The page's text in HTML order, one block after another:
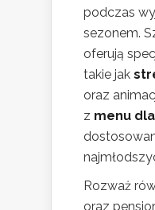
podczas
sezonem.
oferują
takie jak
oraz
z menu
Rozważ
oraz